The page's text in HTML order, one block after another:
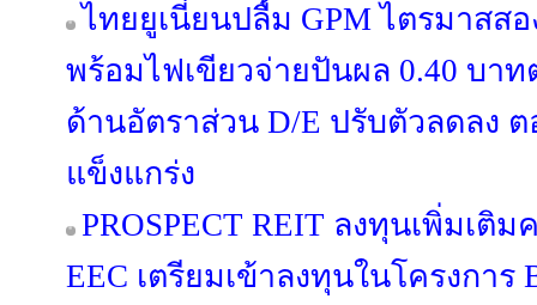
ไทยยูเนี่ยนปลื้ม GPM ไตรมาสส
พร้อมไฟเขียวจ่ายปันผล 0.40 บา
ด้านอัตราส่วน D/E ปรับตัวลดลง ต
แข็งแกร่ง
PROSPECT REIT ลงทุนเพิ่มเติ
EEC เตรียมเข้าลงทุนในโครงการ